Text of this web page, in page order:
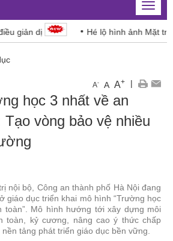
Toggle
dị Hé lộ hình ảnh Mặt trời với
A- A A+ |
học 3 nhất về an
Tạo vòng bảo vệ nhiều
nội bộ, Công an thành phố Hà Nội đang
giáo dục triển khai mô hình “Trường học
toàn”. Mô hình hướng tới xây dựng môi
toàn, kỷ cương, nâng cao ý thức chấp
tảng phát triển giáo dục bền vững.